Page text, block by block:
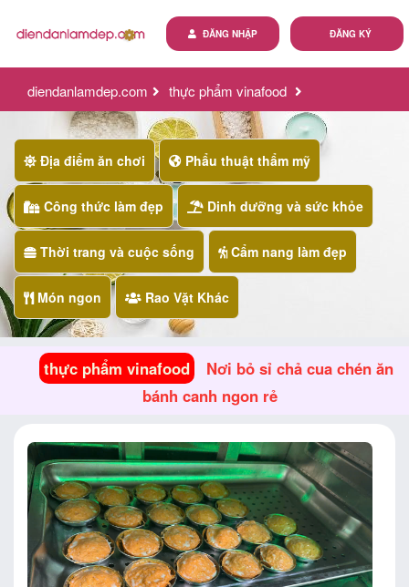
ĐĂNG KÝ
ĐĂNG NHẬP
diendanlamdep.com
thực phẩm vinafood
nơi bỏ sỉ chả cua chén ăn bánh canh ngon rẻ
Địa điểm ăn chơi Phẩu thuật thẩm mỹ
Công thức làm đẹp Dinh dưỡng và sức khỏe
Thời trang và cuộc sống Cẩm nang làm đẹp
Món ngon Rao Vặt Khác
thực phẩm vinafood
Nơi bỏ sỉ chả cua chén ăn
bánh canh ngon rẻ